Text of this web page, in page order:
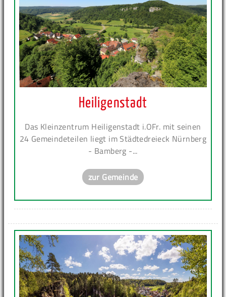
Heiligenstadt
Das Kleinzentrum Heiligenstadt i.OFr. mit seinen
24 Gemeindeteilen liegt im Städtedreieck Nürnberg
- Bamberg -...
zur Gemeinde